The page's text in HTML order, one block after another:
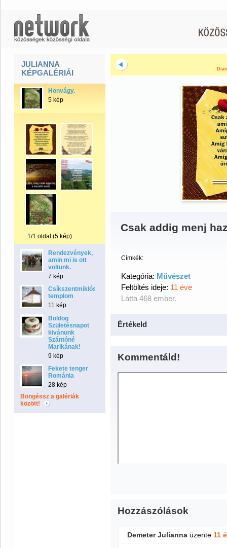
JULIANNA
KÉPGALÉRIÁI
Honvágy.
5 kép
1/1 oldal (5 kép)
Rendezvények,
amin mi is ott
voltunk.
7 kép
Csíkszentmiklósi
templom
11 kép
Boldog
Születésnapot
kivánunk
Szántóné
Marikának!
9 kép
Fekete tenger
Románia
28 kép
Böngéssz a galériák
között!
Csak addig menj
Címkék:
Kategória: Művészet
Feltöltés ideje: 11 éve
Látta 468 ember.
Értékeld
Kommentáld!
Hozzászólások
Demeter Julianna üzente 11